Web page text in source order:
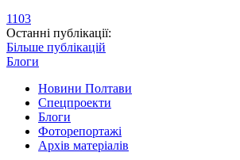
1103
Останні публікації:
Більше публікацій
Блоги
Новини Полтави
Спецпроекти
Блоги
Фоторепортажі
Архів матеріалів